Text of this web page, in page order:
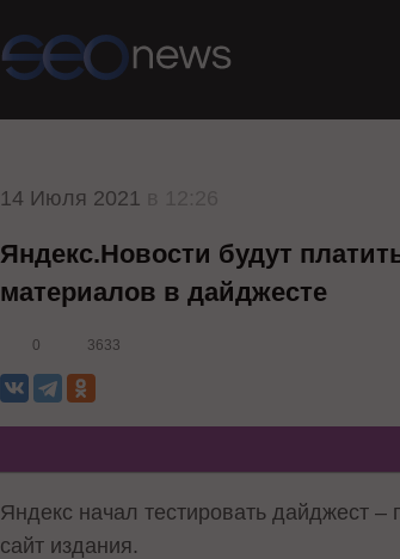
14 Июля 2021
Яндекс.Новости будут
материалов в дайджесте
0 3633
Яндекс начал тестировать дайджест
сайт издания.